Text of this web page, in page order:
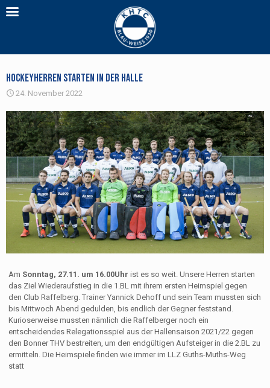
Hockeyherren starten in der Halle
24. November 2022
Am Sonntag, 27.11. um 16.00Uhrist es so weit. Unsere Herren starten
das Ziel Wiederaufstieg in die 1.BL mit ihrem ersten Heimspiel gegen
den Club Raffelberg. Trainer Yannick Dehoff und sein Team mussten sich
bis Mittwoch Abend gedulden, bis endlich der Gegner feststand.
Kurioserweise mussten nämlich die Raffelberger noch ein
entscheidendes Relegationsspiel aus der Hallensaison 2021/22 gegen
den Bonner THV bestreiten, um den endgültigen Aufsteiger in die 2.BL zu
ermitteln. Die Heimspiele finden wie immer im LLZ Guths-Muths-Weg
statt